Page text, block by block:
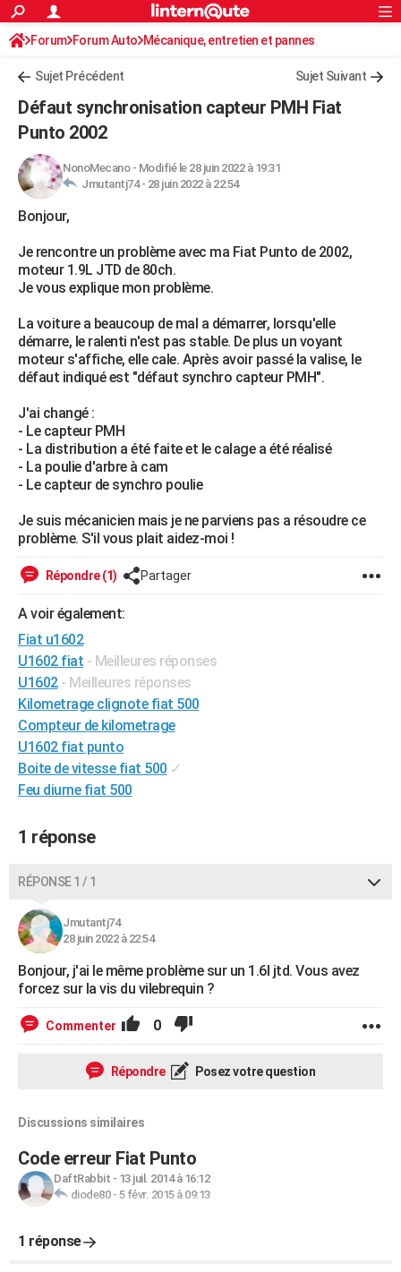
ACTUALITÉS
Politique
Société
Faits Divers
Education
Monde
Villes
+
Programme TV
TNTStreaming
Cinéma
Sorties cinéma
Musique
+FINANCE
Retraite
Impôts
Epargne
Immobilier
Risques naturels par ville
Banque
Assurance
Crédit
AUTO
Essais
Réserver un essai
Citadines
Berlines
SUV
Forum auto
HIGH-TECH
Forum
Aménagement intérieur
Extérieur
Cuisine
Salle de bains
Jardinage
Rangement
WEEK-END
Art de vivre
Bien-être
Loisirs
Mode
Modes de vie
SANTE
Alimentation
Guide de la santé
Maladies
Médicaments
Sommeil
VOYAGE
Destinations
City break
Voyage nature
Voyage de noces
Forum
Climat
+PHOTO
GUIDES D'ACHAT
BONS PLANS
CARTE DE VOEUX
Carte de Noël
Carte Bonne année
Carte Saint-Valentin
Carte Pâques
Carte d'anniversaire
DICTIONNAIRE
COPAINS D'AVANT
S'inscrire
Se connecter
Lycées
Collèges
Primaires
Universités
Entreprises
Service militaire
Avis de recherche
AVIS DE DÉCÈS
FORUM
Bricolage
Lifestyle
Culture
Sport
Auto
Television
Voyage
Cinema
Rechercher
S'inscrire
Connexion
Forum Forum Auto Mécanique, entretien et pannes
Sujet Précédent Sujet Suivant
Défaut synchronisation capteur PMH Fiat
Punto 2002
NonoMecano- Modifié le 28 juin 2022 à 19:31
Jmutantj74 - 28 juin 2022 à 22:54
Bonjour,
Je rencontre un problème avec ma Fiat Punto de 2002,
moteur 1.9L JTD de 80ch.
Je vous explique mon problème.
La voiture a beaucoup de mal a démarrer, lorsqu'elle
démarre, le ralenti n'est pas stable. De plus un voyant
moteur s'affiche, elle cale. Après avoir passé la valise, le
défaut indiqué est "défaut synchro capteur PMH".
J'ai changé :
- Le capteur PMH
- La distribution a été faite et le calage a été réalisé
- La poulie d'arbre à cam
- Le capteur de synchro poulie
Je suis mécanicien mais je ne parviens pas a résoudre ce
problème. S'il vous plait aidez-moi !
Répondre (1) Partager
A voir également:
Fiat u1602
U1602 fiat - Meilleures réponses
U1602 - Meilleures réponses
Kilometrage clignote fiat 500
Compteur de kilometrage
U1602 fiat punto
Boite de vitesse fiat 500 ✓
Feu diurne fiat 500
1 réponse
RÉPONSE 1 / 1
Jmutantj74
28 juin 2022 à 22:54
Bonjour, j'ai le même problème sur un 1.6l jtd. Vous avez
forcez sur la vis du vilebrequin ?
Commenter 0
Répondre Posez votre question
Discussions similaires
Code erreur Fiat Punto
DaftRabbit - 13 juil. 2014 à 16:12
diode80- 5 févr. 2015 à 09:13
1 réponse